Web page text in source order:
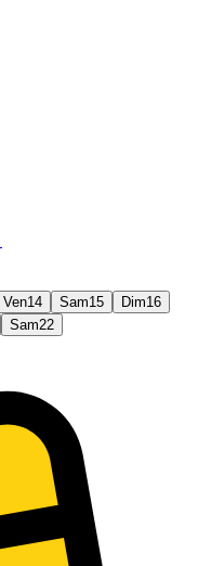
Ven14 Sam15 Dim16
Sam22